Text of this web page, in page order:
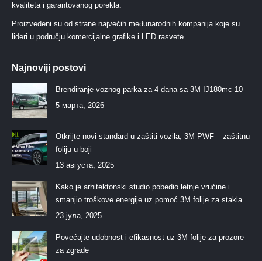
kvaliteta i garantovanog porekla.
Proizvedeni su od strane najvećih međunarodnih kompanija koje su
lideri u području komercijalne grafike i LED rasvete.
Najnoviji postovi
Brendiranje voznog parka za 4 dana sa 3M IJ180mc-10
5 марта, 2026
Otkrijte novi standard u zaštiti vozila, 3M PWF – zaštitnu
foliju u boji
13 августа, 2025
Kako je arhitektonski studio pobedio letnje vrućine i
smanjio troškove energije uz pomoć 3M folije za stakla
23 јула, 2025
Povećajte udobnost i efikasnost uz 3M folije za prozore
za zgrade